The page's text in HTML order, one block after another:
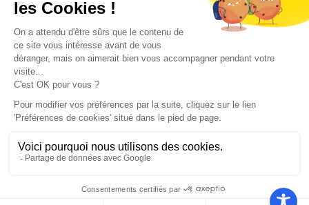
Nos autres sites